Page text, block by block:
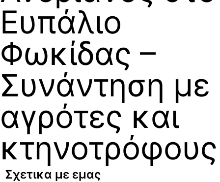
Ευπάλιο
Φωκίδας –
Συνάντηση με
αγρότες και
κτηνοτρόφους
Σχετικα με εμας